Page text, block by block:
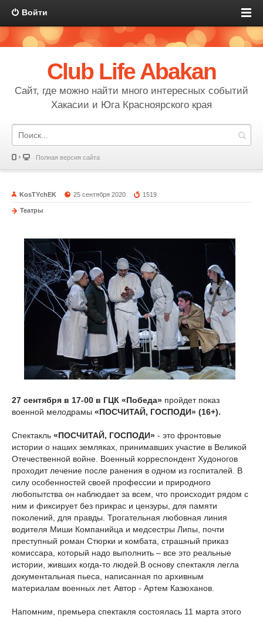
Войти
Club Life Abakan
Сайт, где можно найти много интересных событий
Хакасии и Юга Красноярского края
Полная версия сайта
KosTYchEK 25 сентября 2020 1519
Театры
27 сентября в 17-00 в ГЦК «Победа» пройдет показ
военной мелодрамы «ПОСЧИТАЙ, ГОСПОДИ» (16+).
Спектакль «ПОСЧИТАЙ, ГОСПОДИ» - это фронтовые
истории о наших земляках, принимавших участие в Великой
Отечественной войне. Военный корреспондент Худоногов
проходит лечение после ранения в одном из госпиталей. В
силу особенностей своей профессии и природного
любопытства он наблюдает за всем, что происходит рядом с
ним и фиксирует без прикрас и цензуры, для памяти
поколений, для правды. Трогательная любовная линия
водителя Миши Компанийца и медсестры Липы, почти
преступный роман Стюрки и комбата, страшный приказ
комиссара, который надо выполнить – все это реальные
истории, живших когда-то людей.В основу спектакля легла
документальная пьеса, написанная по архивным
материалам военных лет. Автор - Артем Казюханов.
Напомним, премьера спектакля состоялась 11 марта этого